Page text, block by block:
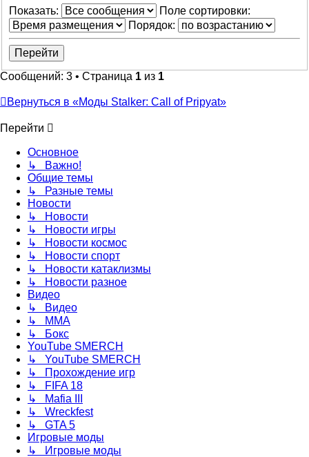
Показать:
Поле сортировки:
Порядок:
Сообщений: 3 • Страница 1 из 1
Вернуться в «Моды Stalker: Call of Pripyat»
Перейти
Основное
↳ Важно!
Общие темы
↳ Разные темы
Новости
↳ Новости
↳ Новости игры
↳ Новости космос
↳ Новости спорт
↳ Новости катаклизмы
↳ Новости разное
Видео
↳ Видео
↳ ММА
↳ Бокс
YouTube SMERCH
↳ YouTube SMERCH
↳ Прохождение игр
↳ FIFA 18
↳ Mafia III
↳ Wreckfest
↳ GTA 5
Игровые моды
↳ Игровые моды